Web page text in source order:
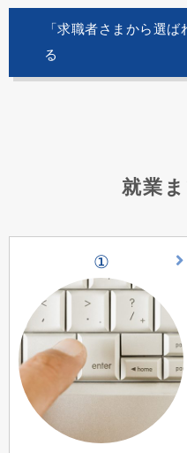
「求職者さまから選
る
就業
①